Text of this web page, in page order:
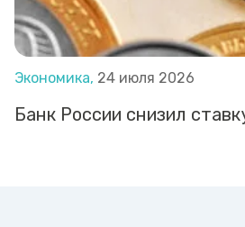
Экономика, 24 июля 2026
Банк России снизил